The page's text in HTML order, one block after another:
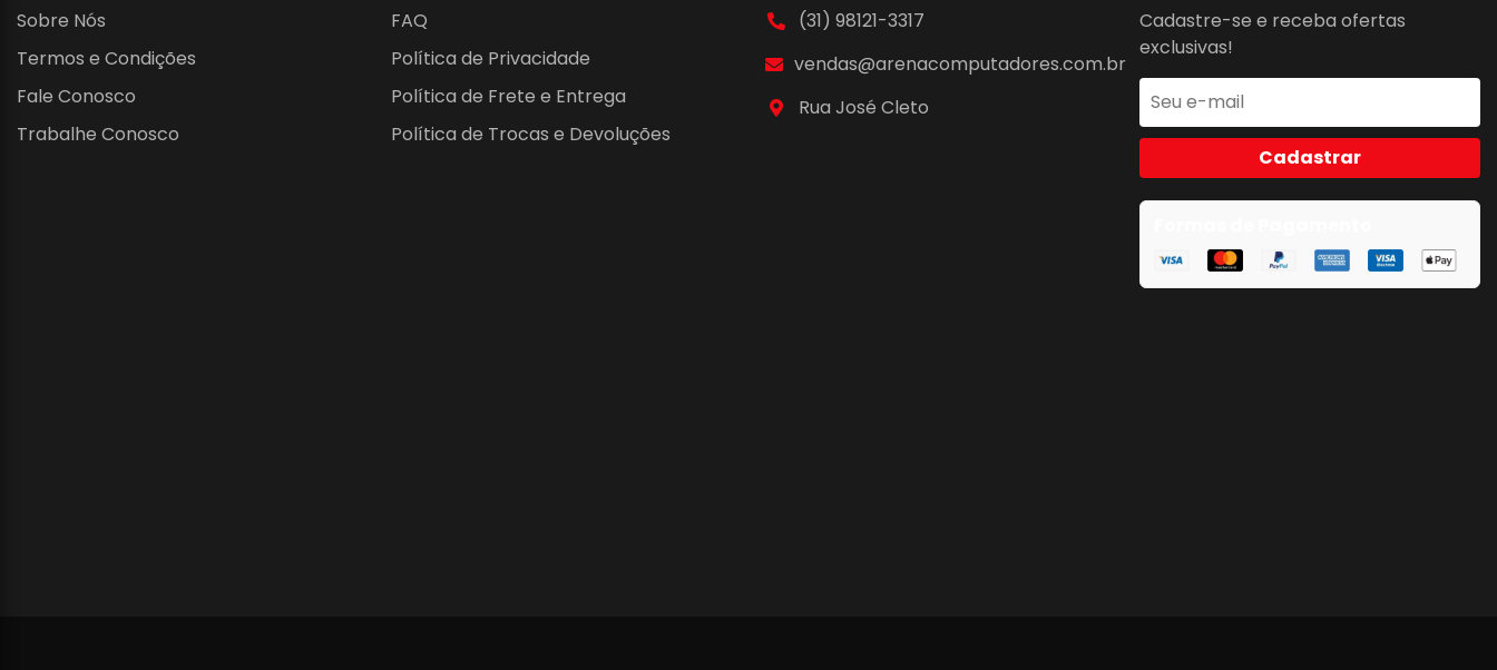
Sobre Nós
Termos e Condições
Fale Conosco
Trabalhe Conosco
FAQ
Política de Privacidade
Política de Frete e Entrega
Política de Trocas e Devoluções
(31) 98121-3317
vendas@arenacomputadores.com.br
Rua José Cleto
Cadastre-se e receba ofertas
exclusivas!
Cadastrar